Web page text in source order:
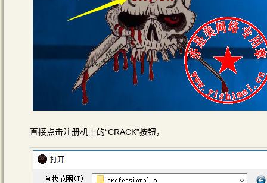
直接点击注册机上的“CRACK”按钮，